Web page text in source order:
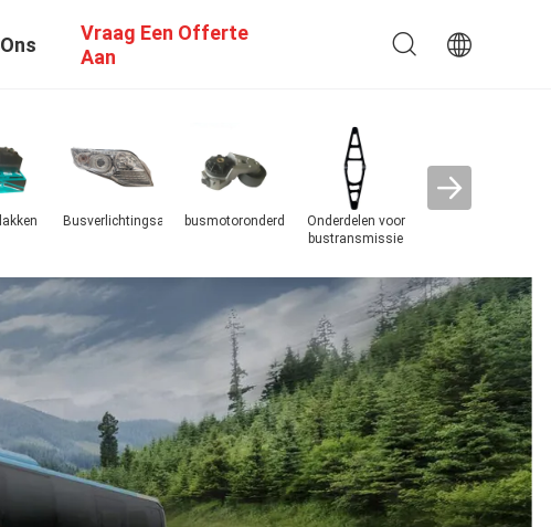
Vraag Een Offerte
Aan